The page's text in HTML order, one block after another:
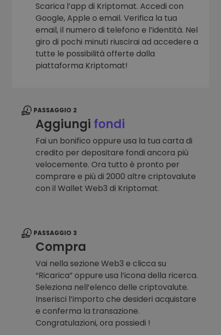
Scarica l’app di Kriptomat. Accedi con
Google, Apple o email. Verifica la tua
email, il numero di telefono e l’identità. Nel
giro di pochi minuti riuscirai ad accedere a
tutte le possibilità offerte dalla
piattaforma Kriptomat!
PASSAGGIO 2
Aggiungi fondi
Fai un bonifico oppure usa la tua carta di
credito per depositare fondi ancora più
velocemente. Ora tutto è pronto per
comprare e più di 2000 altre criptovalute
con il Wallet Web3 di Kriptomat.
PASSAGGIO 3
Compra
Vai nella sezione Web3 e clicca su
“Ricarica” oppure usa l’icona della ricerca.
Seleziona nell’elenco delle criptovalute.
Inserisci l’importo che desideri acquistare
e conferma la transazione.
Congratulazioni, ora possiedi !